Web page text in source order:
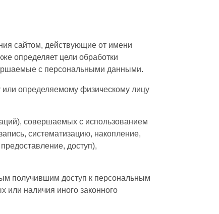
сайтом, действующие от имени
определяет цели обработки
с персональными данными.
определяемому физическому лицу
совершаемых с использованием
систематизацию, накопление,
доступ),
получившим доступ к персональным
или наличия иного законного